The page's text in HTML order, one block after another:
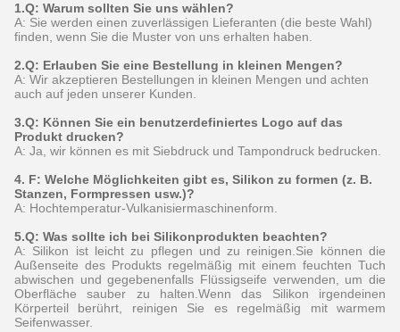
1.Q: Warum sollten Sie uns wählen?
A: Sie werden einen zuverlässigen Lieferanten (die beste Wahl)
finden, wenn Sie die Muster von uns erhalten haben.
2.Q: Erlauben Sie eine Bestellung in kleinen Mengen?
A: Wir akzeptieren Bestellungen in kleinen Mengen und achten
auch auf jeden unserer Kunden.
3.Q: Können Sie ein benutzerdefiniertes Logo auf das
Produkt drucken?
A: Ja, wir können es mit Siebdruck und Tampondruck bedrucken.
4. F: Welche Möglichkeiten gibt es, Silikon zu formen (z. B.
Stanzen, Formpressen usw.)?
A: Hochtemperatur-Vulkanisiermaschinenform.
5.Q: Was sollte ich bei Silikonprodukten beachten?
A: Silikon ist leicht zu pflegen und zu reinigen.Sie können die
Außenseite des Produkts regelmäßig mit einem feuchten Tuch
abwischen und gegebenenfalls Flüssigseife verwenden, um die
Oberfläche sauber zu halten.Wenn das Silikon irgendeinen
Körperteil berührt, reinigen Sie es regelmäßig mit warmem
Seifenwasser.